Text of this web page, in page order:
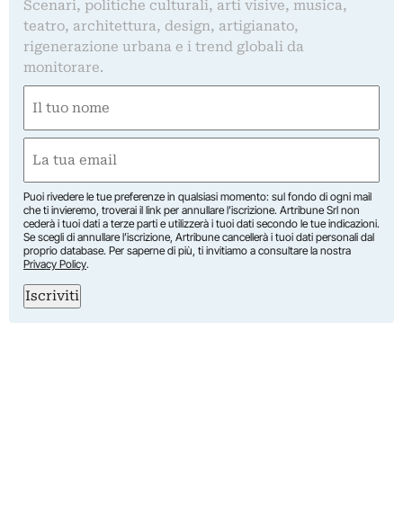
Scenari, politiche culturali, arti visive, musica,
teatro, architettura, design, artigianato,
rigenerazione urbana e i trend globali da
monitorare.
(Obbligatorio)
Nome
(Obbligatorio)
Puoi rivedere le tue preferenze in qualsiasi momento: sul fondo di ogni mail
che ti invieremo, troverai il link per annullare l’iscrizione. Artribune Srl non
cederà i tuoi dati a terze parti e utilizzerà i tuoi dati secondo le tue indicazioni.
Se scegli di annullare l’iscrizione, Artribune cancellerà i tuoi dati personali dal
proprio database. Per saperne di più, ti invitiamo a consultare la nostra
Privacy Policy.
Iscriviti